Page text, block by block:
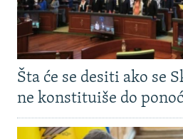
SVE KARTE DEJTONA
NASTANAK I RASPAD JUGOSLAVIJE
Šta će se desiti ako se
ne konstituiše do